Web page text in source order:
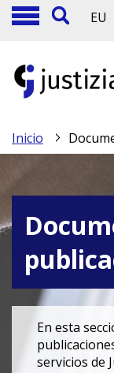
EU
Inicio
En esta
servicios de